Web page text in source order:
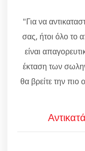
"Για να
σας, ήτοι όλο το
είναι
έκταση των
θα βρείτε την